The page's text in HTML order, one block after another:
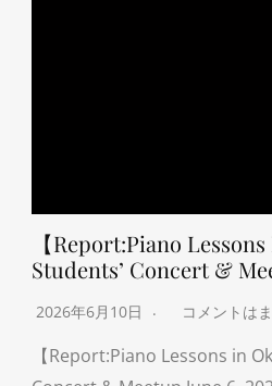
【Report:Piano
Students’ Concert &
2026年6月10日 コメントは
【Report:Piano Lessons in